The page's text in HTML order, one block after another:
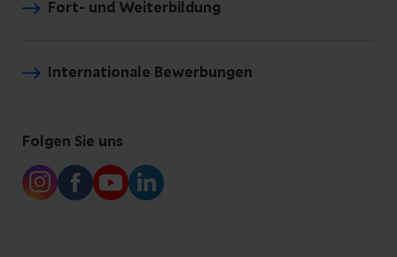
Fort- und Weiterbildung
Internationale Bewerbungen
Folgen Sie uns